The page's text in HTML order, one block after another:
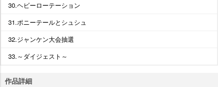
30.ヘビーローテーション
31.ポニーテールとシュシュ
32.ジャンケン大会抽選
33.～ダイジェスト～
作品詳細